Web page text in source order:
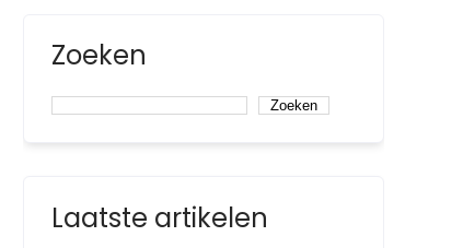
Zoeken
Zoeken
Laatste artikelen